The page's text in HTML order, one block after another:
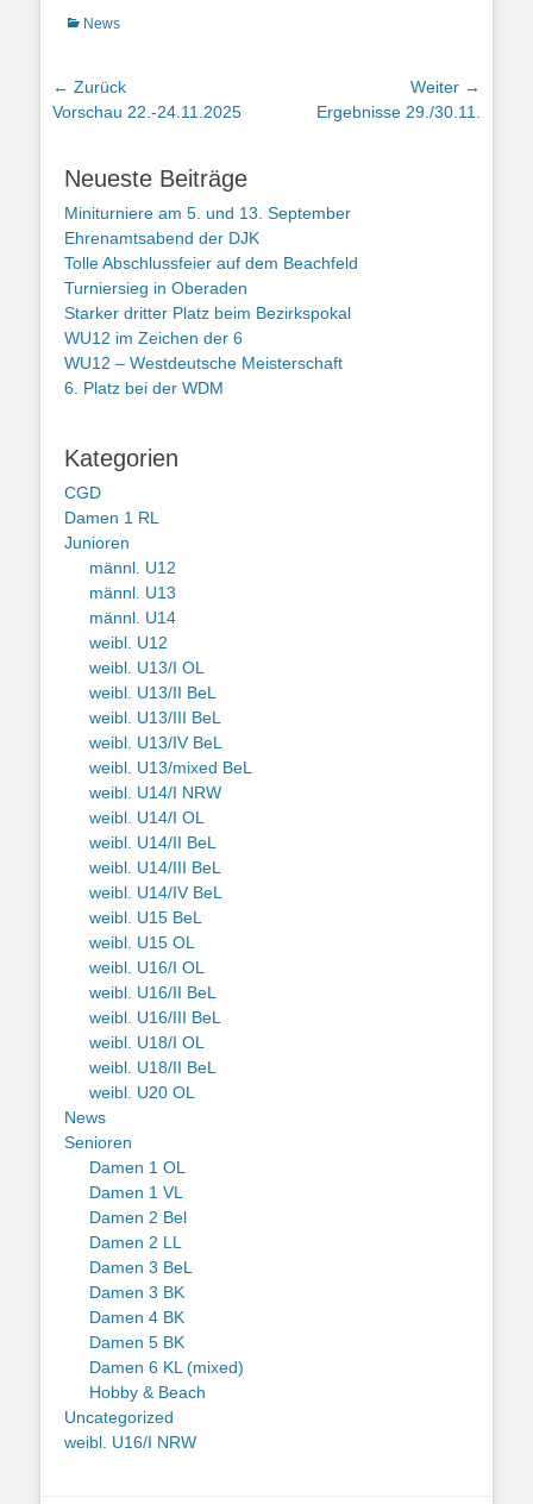
Kategorien
News
Beitragsnavigation
← Zurück
Vorheriger
Vorschau 22.-24.11.2025
Weiter →
NächsterErgebnisse 29./30.11.
Neueste Beiträge
Miniturniere am 5. und 13. September
Ehrenamtsabend der DJK
Tolle Abschlussfeier auf dem Beachfeld
Turniersieg in Oberaden
Starker dritter Platz beim Bezirkspokal
WU12 im Zeichen der 6
WU12 – Westdeutsche Meisterschaft
6. Platz bei der WDM
Kategorien
CGD
Damen 1 RL
Junioren
männl. U12
männl. U13
männl. U14
weibl. U12
weibl. U13/I OL
weibl. U13/II BeL
weibl. U13/III BeL
weibl. U13/IV BeL
weibl. U13/mixed BeL
weibl. U14/I NRW
weibl. U14/I OL
weibl. U14/II BeL
weibl. U14/III BeL
weibl. U14/IV BeL
weibl. U15 BeL
weibl. U15 OL
weibl. U16/I OL
weibl. U16/II BeL
weibl. U16/III BeL
weibl. U18/I OL
weibl. U18/II BeL
weibl. U20 OL
News
Senioren
Damen 1 OL
Damen 1 VL
Damen 2 Bel
Damen 2 LL
Damen 3 BeL
Damen 3 BK
Damen 4 BK
Damen 5 BK
Damen 6 KL (mixed)
Hobby & Beach
Uncategorized
weibl. U16/I NRW